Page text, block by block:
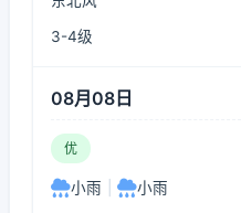
3-4级
08月08日
优
小雨 小雨